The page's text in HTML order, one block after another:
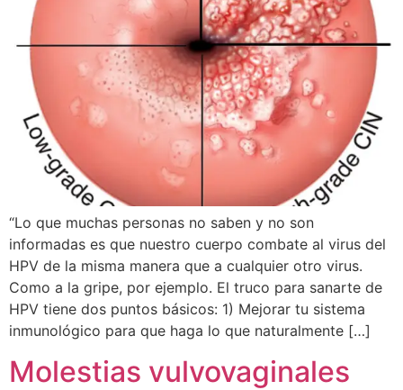
“Lo que muchas personas no saben y no son
informadas es que nuestro cuerpo combate al virus del
HPV de la misma manera que a cualquier otro virus.
Como a la gripe, por ejemplo. El truco para sanarte de
HPV tiene dos puntos básicos: 1) Mejorar tu sistema
inmunológico para que haga lo que naturalmente […]
Molestias vulvovaginales